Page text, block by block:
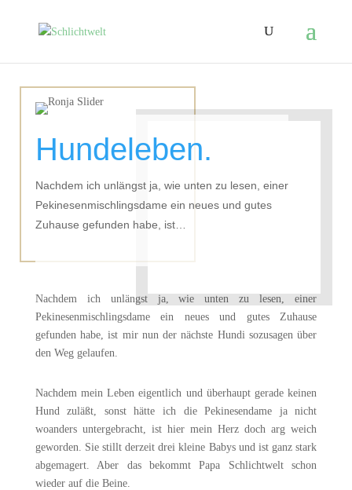
Hundeleben.
Nachdem ich unlängst ja, wie unten zu lesen, einer
Pekinesenmischlingsdame ein neues und gutes
Zuhause gefunden habe, ist…
Nachdem ich unlängst ja, wie unten zu lesen, einer
Pekinesenmischlingsdame ein neues und gutes Zuhause
gefunden habe, ist mir nun der nächste Hundi sozusagen über
den Weg gelaufen.
Nachdem mein Leben eigentlich und überhaupt gerade keinen
Hund zuläßt, sonst hätte ich die Pekinesendame ja nicht
woanders untergebracht, ist hier mein Herz doch arg weich
geworden. Sie stillt derzeit drei kleine Babys und ist ganz stark
abgemagert. Aber das bekommt Papa Schlichtwelt schon
wieder auf die Beine.